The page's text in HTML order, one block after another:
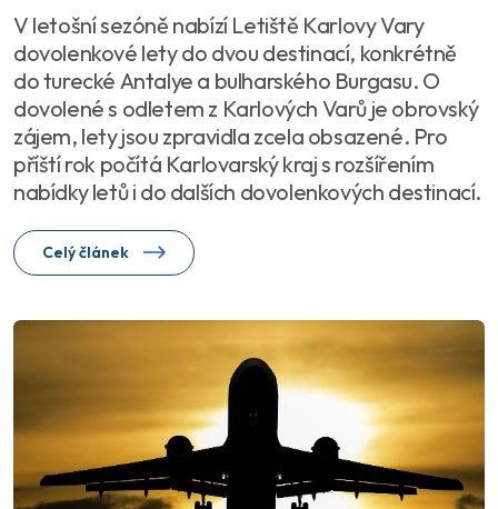
V letošní sezóně nabízí Letiště Karlovy Vary
dovolenkové lety do dvou destinací, konkrétně
do turecké Antalye a bulharského Burgasu. O
dovolené s odletem z Karlových Varů je obrovský
zájem, lety jsou zpravidla zcela obsazené. Pro
příští rok počítá Karlovarský kraj s rozšířením
nabídky letů i do dalších dovolenkových destinací.
Celý článek